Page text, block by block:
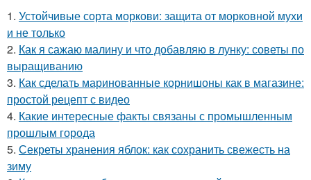
1. Устойчивые сорта моркови: защита от морковной мухи
и не только
2. Как я сажаю малину и что добавляю в лунку: советы по
выращиванию
3. Как сделать маринованные корнишоны как в магазине:
простой рецепт с видео
4. Какие интересные факты связаны с промышленным
прошлым города
5. Секреты хранения яблок: как сохранить свежесть на
зиму